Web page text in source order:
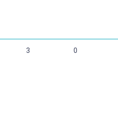
3 0